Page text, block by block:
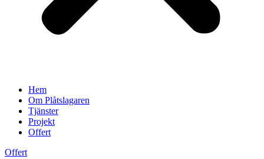
Hem
Om Plåtslagaren
Tjänster
Projekt
Offert
Offert